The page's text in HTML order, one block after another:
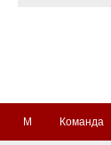
М Команда